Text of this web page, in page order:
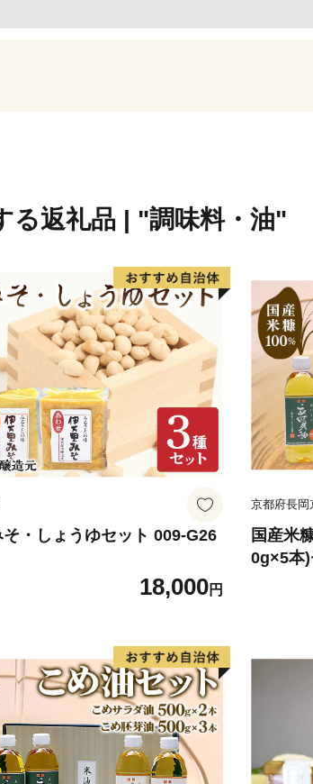
る返礼品 | "調味料・油"
・しょうゆセット 009-G26
18,000円
京都府長岡
国産米
0g×5本